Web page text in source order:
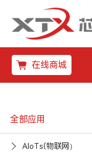
在线商城
全部应用
AIoTs(物联网）